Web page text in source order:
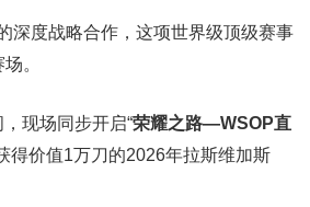
深度战略合作，这项世界级顶级赛事
。
现场同步开启“荣耀之路—WSOP直
得价值1万刀的2026年拉斯维加斯